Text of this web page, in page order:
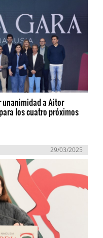
unanimidad a Aitor
los cuatro próximos
29/03/2025